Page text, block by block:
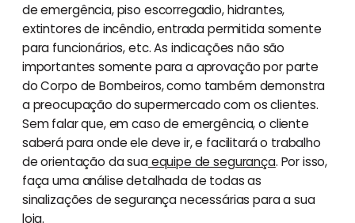
de emergência, piso escorregadio, hidrantes,
extintores de incêndio, entrada permitida somente
para funcionários, etc. As indicações não são
importantes somente para a aprovação por parte
do Corpo de Bombeiros, como também demonstra
a preocupação do supermercado com os clientes.
Sem falar que, em caso de emergência, o cliente
saberá para onde ele deve ir, e facilitará o trabalho
de orientação da suaequipe de segurança. Por isso,
faça uma análise detalhada de todas as
sinalizações de segurança necessárias para a sua
loja.